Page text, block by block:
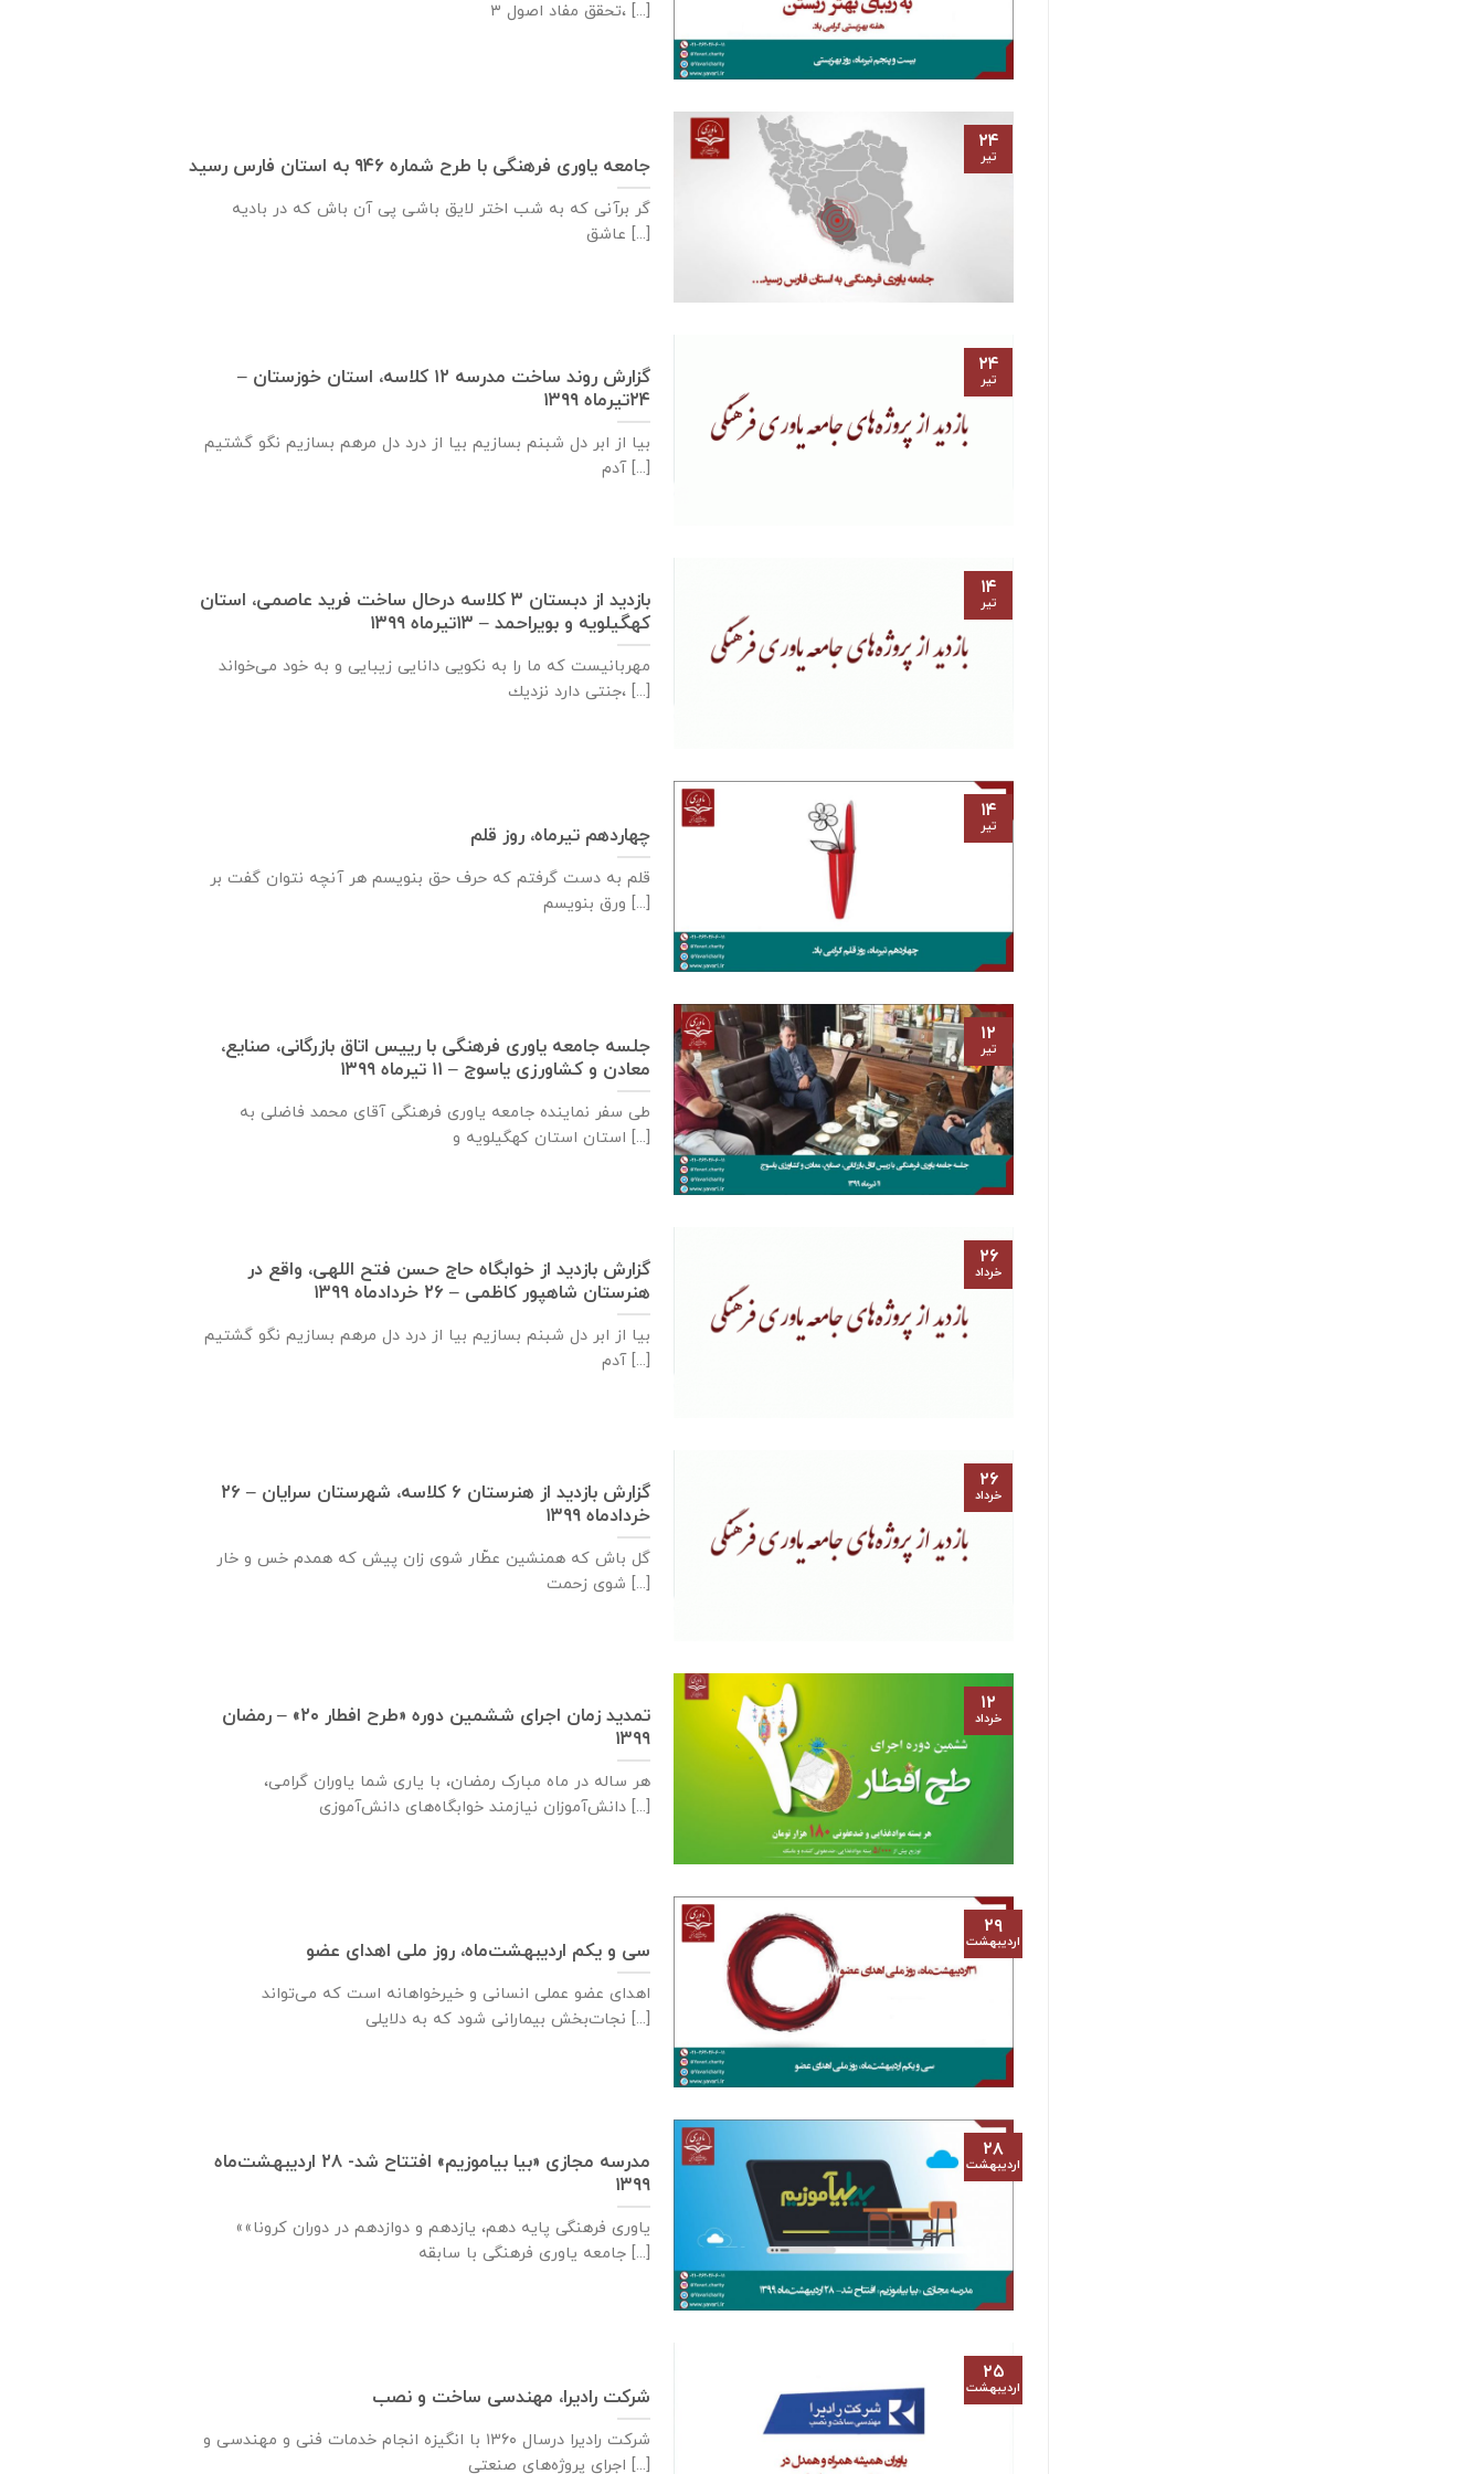
تحقق مفاد اصول ۳، [...]
جامعه یاوری فرهنگی با طرح شماره ۹۴۶ به استان فارس رسید
گر برآنی که به شب اختر لایق باشی پی آن باش که در بادیه
عاشق [...]
۲۴
تیر
گزارش روند ساخت مدرسه ١٢ كلاسه، استان خوزستان –
۲۴تیرماه ۱۳۹۹
بیا از ابر دل شبنم بسازیم بیا از درد دل مرهم بسازیم نگو گشتیم
آدم [...]
۲۴
تیر
بازدید از دبستان ۳ کلاسه درحال ساخت فرید عاصمی، استان
كهگيلويه و بويراحمد – ۱۳تیرماه ۱۳۹۹
مهربانيست كه ما را به نكويی دانايی زيبايی و به خود می‌خواند
جنتی دارد نزديك، [...]
۱۴
تیر
چهاردهم تیرماه، روز قلم
قلم به دست گرفتم که حرف حق بنویسم هر آنچه نتوان گفت بر
ورق بنویسم [...]
۱۴
تیر
جلسه جامعه یاوری فرهنگی با رييس اتاق بازرگانی، صنايع،
معادن و كشاورزی ياسوج – ۱۱ تیرماه ۱۳۹۹
استان استان کهگیلویه و [...]
۱۲
تیر
گزارش بازديد از خوابگاه حاج حسن فتح اللهی، واقع در
هنرستان شاهپور كاظمی – ۲۶ خرداد‌ماه ۱۳۹۹
بیا از ابر دل شبنم بسازیم بیا از درد دل مرهم بسازیم نگو گشتیم
آدم [...]
۲۶
خرداد
گزارش بازديد از هنرستان ٦ كلاسه، شهرستان سرايان – ۲۶
خرداد‌ماه ۱۳۹۹
گل باش که همنشین عطّار شوی زان پیش که همدم خس و خار
شوی زحمت [...]
۲۶
خرداد
تمدید زمان اجرای ششمین دوره «طرح افطار ۲۰» – رمضان
۱۳۹۹
هر ساله در ماه مبارک رمضان، با یاری شما یاوران گرامی،
دانش‌آموزان نیازمند خوابگاه‌های دانش‌آموزی [...]
۱۲
خرداد
سی و یکم اردیبهشت‌ماه، روز ملی اهدای عضو
اهدای عضو عملی انسانی و خیرخواهانه است که می‌تواند
نجات‌بخش بیمارانی شود که به دلایلی [...]
۲۹
اردیبهشت
مدرسه مجازی «بیا بیاموزیم» افتتاح شد- ۲۸ اردیبهشت‌ماه
۱۳۹۹
«یاوری فرهنگی پایه دهم، یازدهم و دوازدهم در دوران کرونا»
جامعه یاوری فرهنگی با سابقه [...]
۲۸
اردیبهشت
شرکت رادیرا، مهندسی ساخت و نصب
شرکت رادیرا درسال ۱۳۶۰ با انگیزه انجام خدمات فنی و مهندسی و
اجرای پروژه‌های صنعتی [...]
۲۵
اردیبهشت